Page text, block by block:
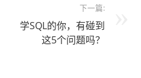
下一篇:
学SQL的你，有碰到
这5个问题吗？